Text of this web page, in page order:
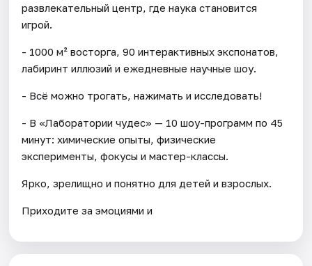
развлекательный центр, где наука становится
игрой.
- 1000 м² восторга, 90 интерактивных экспонатов,
лабиринт иллюзий и ежедневные научные шоу.
- Всё можно трогать, нажимать и исследовать!
- В «Лаборатории чудес» — 10 шоу-программ по 45
минут: химические опыты, физические
эксперименты, фокусы и мастер-классы.
Ярко, зрелищно и понятно для детей и взрослых.
Приходите за эмоциями и